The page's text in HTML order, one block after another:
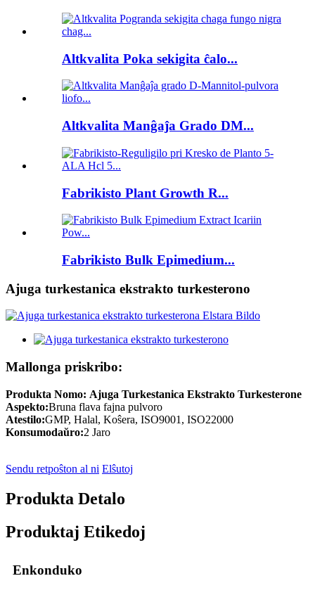
Altkvalita Poka sekigita ĉalo...
Altkvalita Manĝaĵa Grado DM...
Fabrikisto Plant Growth R...
Fabrikisto Bulk Epimedium...
Ajuga turkestanica ekstrakto turkesterono
Mallonga priskribo:
Produkta Nomo: Ajuga Turkestanica Ekstrakto Turkesterone
Aspekto:Bruna flava fajna pulvoro
Atestilo:GMP, Halal, Koŝera, ISO9001, ISO22000
Konsumodaŭro:2 Jaro
Sendu retpoŝton al ni Elŝutoj
Produkta Detalo
Produktaj Etikedoj
Enkonduko